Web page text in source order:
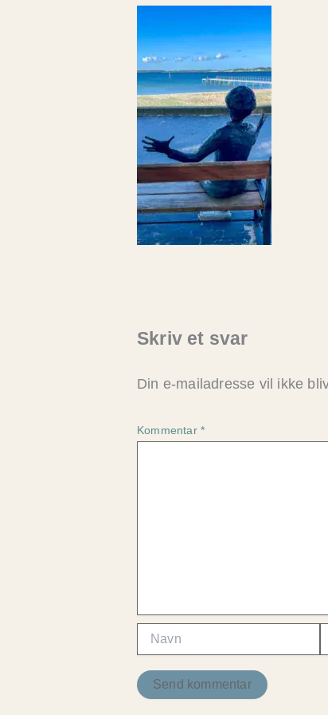
Skriv et svar
Din e-mailadresse vil ikke
Kommentar *